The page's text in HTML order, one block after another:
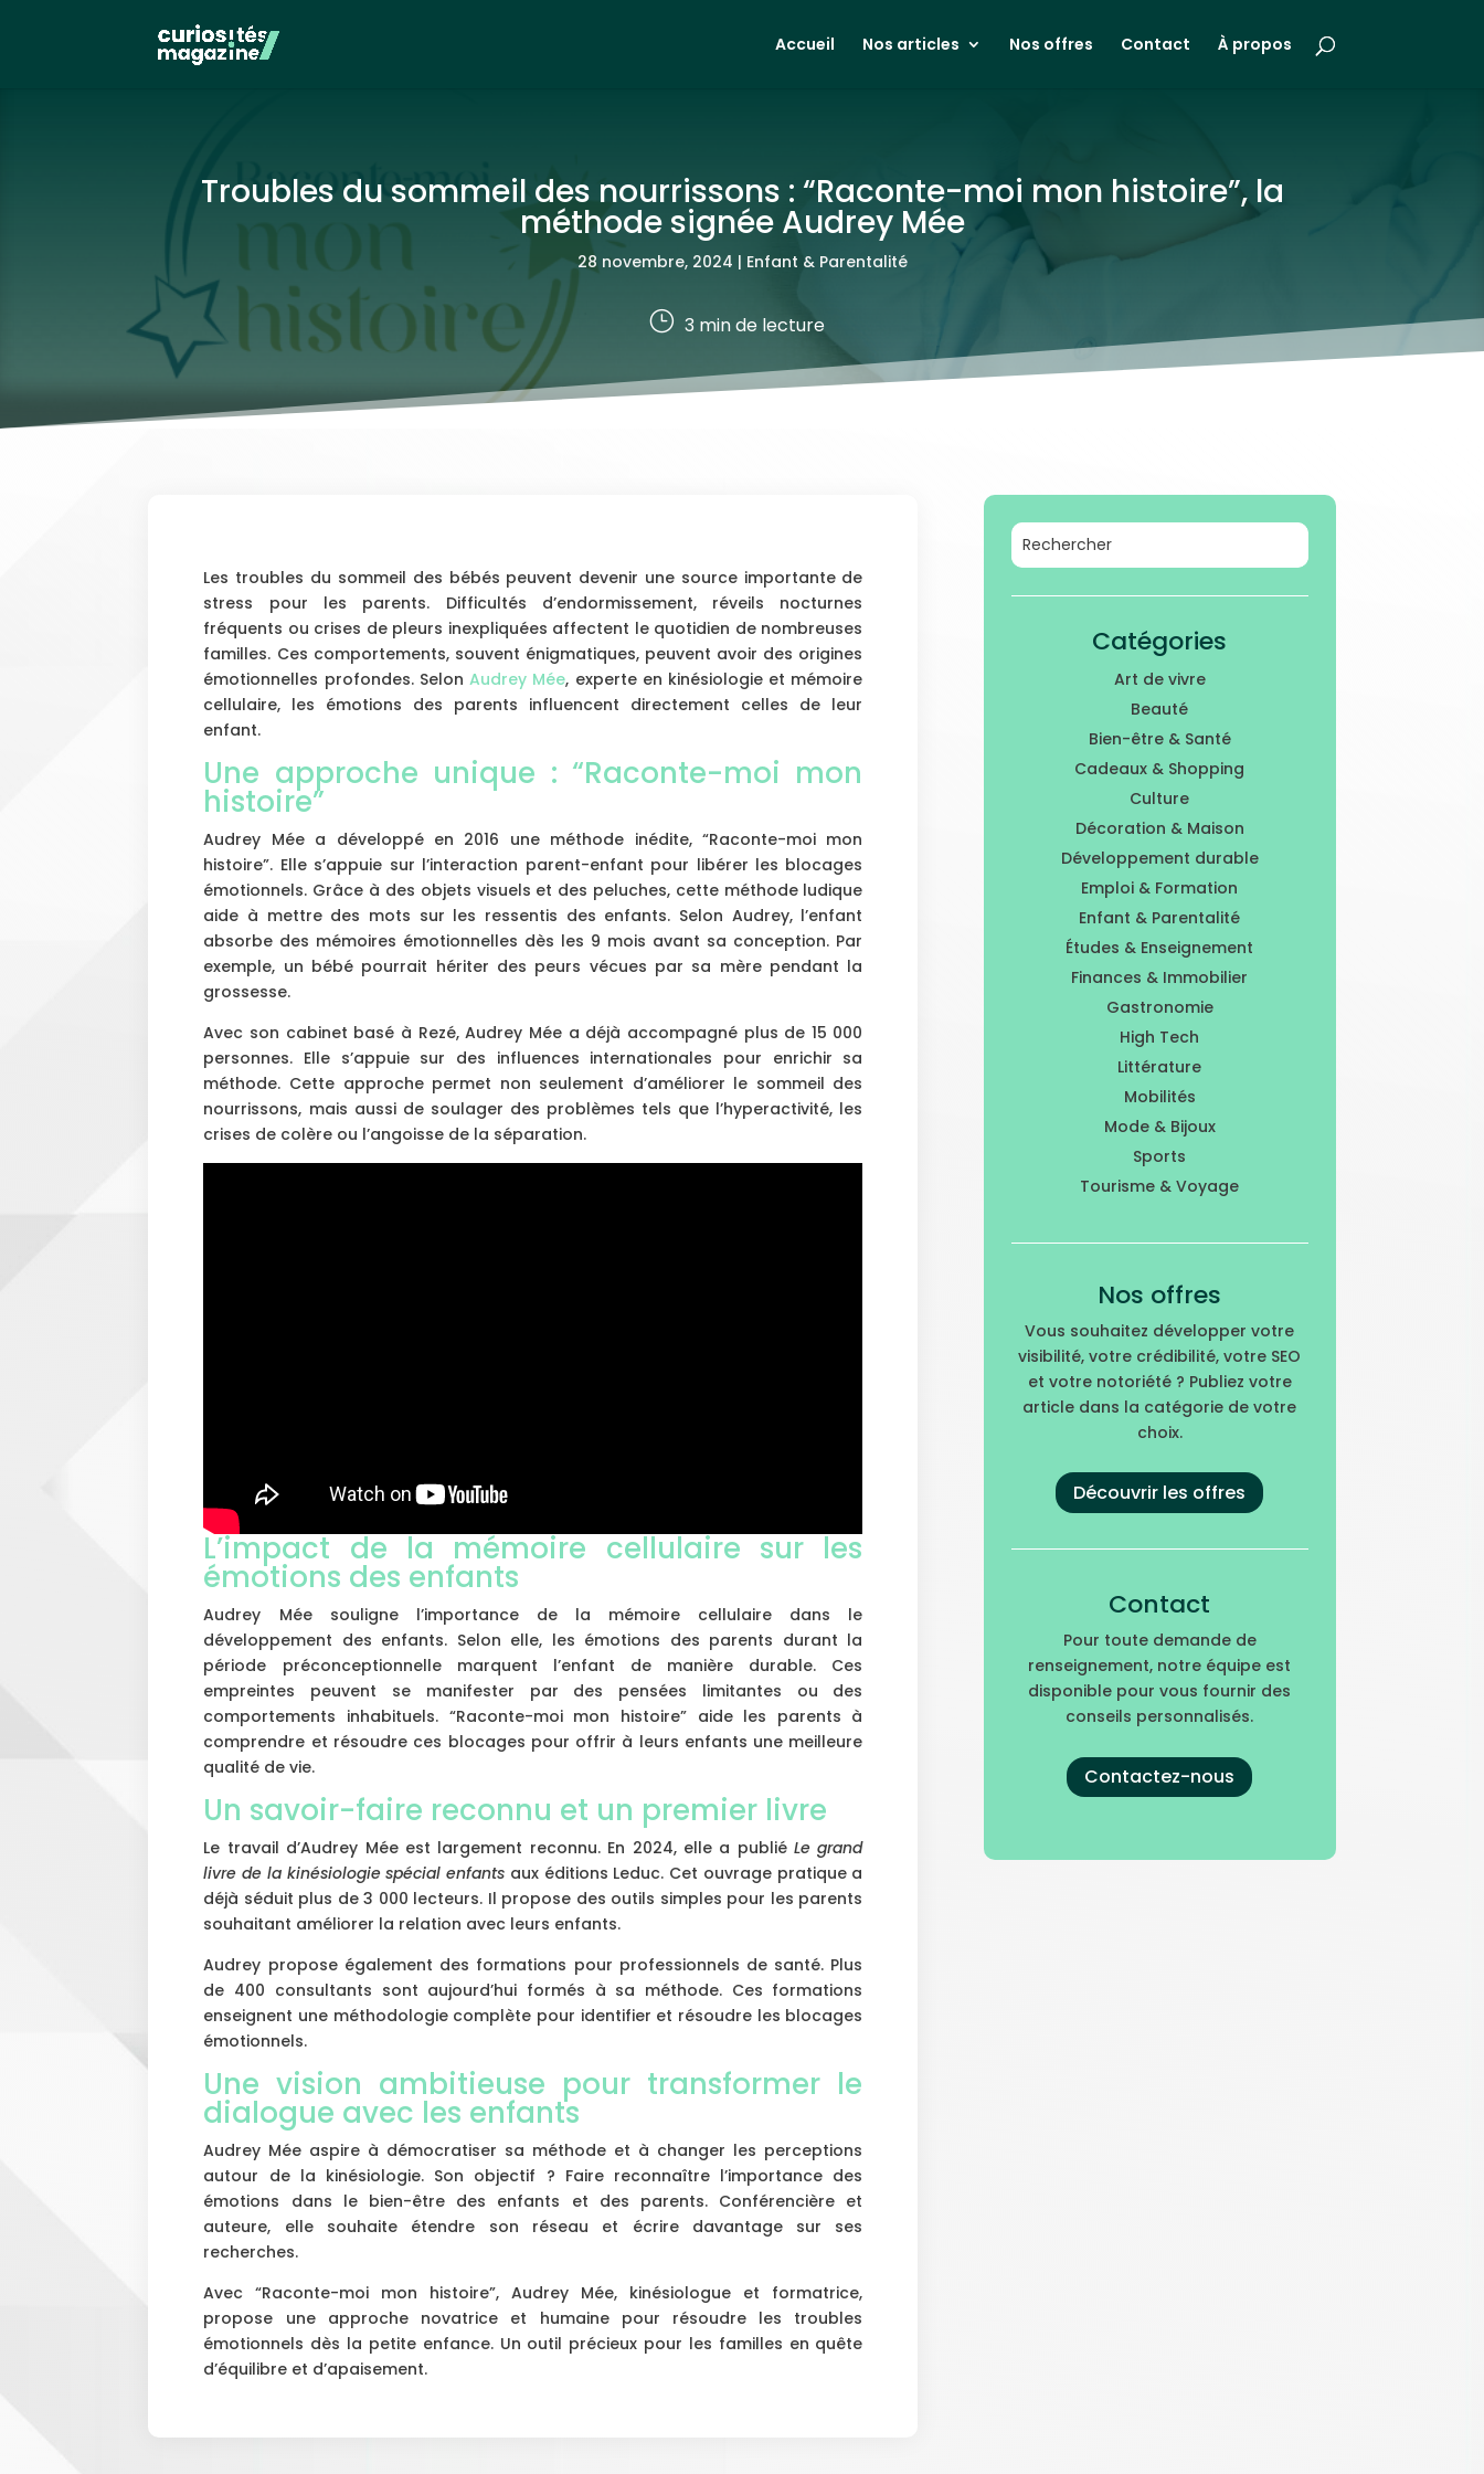
Accueil Nos articles Nos offres Contact À propos
Troubles du sommeil des nourrissons : “Raconte-moi mon histoire”, la
méthode signée Audrey Mée
28 novembre, 2024 | Enfant & Parentalité
} 3 min de lecture
Les troubles du sommeil des bébés peuvent devenir une source importante de
stress pour les parents. Difficultés d’endormissement, réveils nocturnes
fréquents ou crises de pleurs inexpliquées affectent le quotidien de nombreuses
familles. Ces comportements, souvent énigmatiques, peuvent avoir des origines
émotionnelles profondes. SelonAudrey Mée, experte en kinésiologie et mémoire
cellulaire, les émotions des parents influencent directement celles de leur
enfant.
Une approche unique : “Raconte-moi mon
histoire”
Audrey Mée a développé en 2016 une méthode inédite, “Raconte-moi mon
histoire”. Elle s’appuie sur l’interaction parent-enfant pour libérer les blocages
émotionnels. Grâce à des objets visuels et des peluches, cette méthode ludique
aide à mettre des mots sur les ressentis des enfants. Selon Audrey, l’enfant
absorbe des mémoires émotionnelles dès les 9 mois avant sa conception. Par
exemple, un bébé pourrait hériter des peurs vécues par sa mère pendant la
grossesse.
Avec son cabinet basé à Rezé, Audrey Mée a déjà accompagné plus de 15 000
personnes. Elle s’appuie sur des influences internationales pour enrichir sa
méthode. Cette approche permet non seulement d’améliorer le sommeil des
nourrissons, mais aussi de soulager des problèmes tels que l’hyperactivité, les
crises de colère ou l’angoisse de la séparation.
L’impact de la mémoire cellulaire sur les
émotions des enfants
Audrey Mée souligne l’importance de la mémoire cellulaire dans le
développement des enfants. Selon elle, les émotions des parents durant la
période préconceptionnelle marquent l’enfant de manière durable. Ces
empreintes peuvent se manifester par des pensées limitantes ou des
comportements inhabituels. “Raconte-moi mon histoire” aide les parents à
comprendre et résoudre ces blocages pour offrir à leurs enfants une meilleure
qualité de vie.
Un savoir-faire reconnu et un premier livre
Le travail d’Audrey Mée est largement reconnu. En 2024, elle a publiéLe grand
livre de la kinésiologie spécial enfants aux éditions Leduc. Cet ouvrage pratique a
déjà séduit plus de 3 000 lecteurs. Il propose des outils simples pour les parents
souhaitant améliorer la relation avec leurs enfants.
Audrey propose également des formations pour professionnels de santé. Plus
de 400 consultants sont aujourd’hui formés à sa méthode. Ces formations
enseignent une méthodologie complète pour identifier et résoudre les blocages
émotionnels.
Une vision ambitieuse pour transformer le
dialogue avec les enfants
Audrey Mée aspire à démocratiser sa méthode et à changer les perceptions
autour de la kinésiologie. Son objectif ? Faire reconnaître l’importance des
émotions dans le bien-être des enfants et des parents. Conférencière et
auteure, elle souhaite étendre son réseau et écrire davantage sur ses
recherches.
Avec “Raconte-moi mon histoire”, Audrey Mée, kinésiologue et formatrice,
propose une approche novatrice et humaine pour résoudre les troubles
émotionnels dès la petite enfance. Un outil précieux pour les familles en quête
d’équilibre et d’apaisement.
Catégories
Art de vivre
Beauté
Bien-être & Santé
Cadeaux & Shopping
Culture
Décoration & Maison
Développement durable
Emploi & Formation
Enfant & Parentalité
Études & Enseignement
Finances & Immobilier
Gastronomie
High Tech
Littérature
Mobilités
Mode & Bijoux
Sports
Tourisme & Voyage
Nos offres
Vous souhaitez développer votre
visibilité, votre crédibilité, votre SEO
et votre notoriété ? Publiez votre
article dans la catégorie de votre
choix.
Découvrir les offres
Contact
Pour toute demande de
renseignement, notre équipe est
disponible pour vous fournir des
conseils personnalisés.
Contactez-nous